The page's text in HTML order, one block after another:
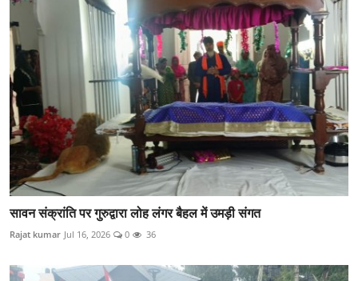
सावन संक्रांति पर गुरुद्वारा लोह लंगर बैहल में उमड़ी संगत
Rajat kumar Jul 16, 2026 0 36